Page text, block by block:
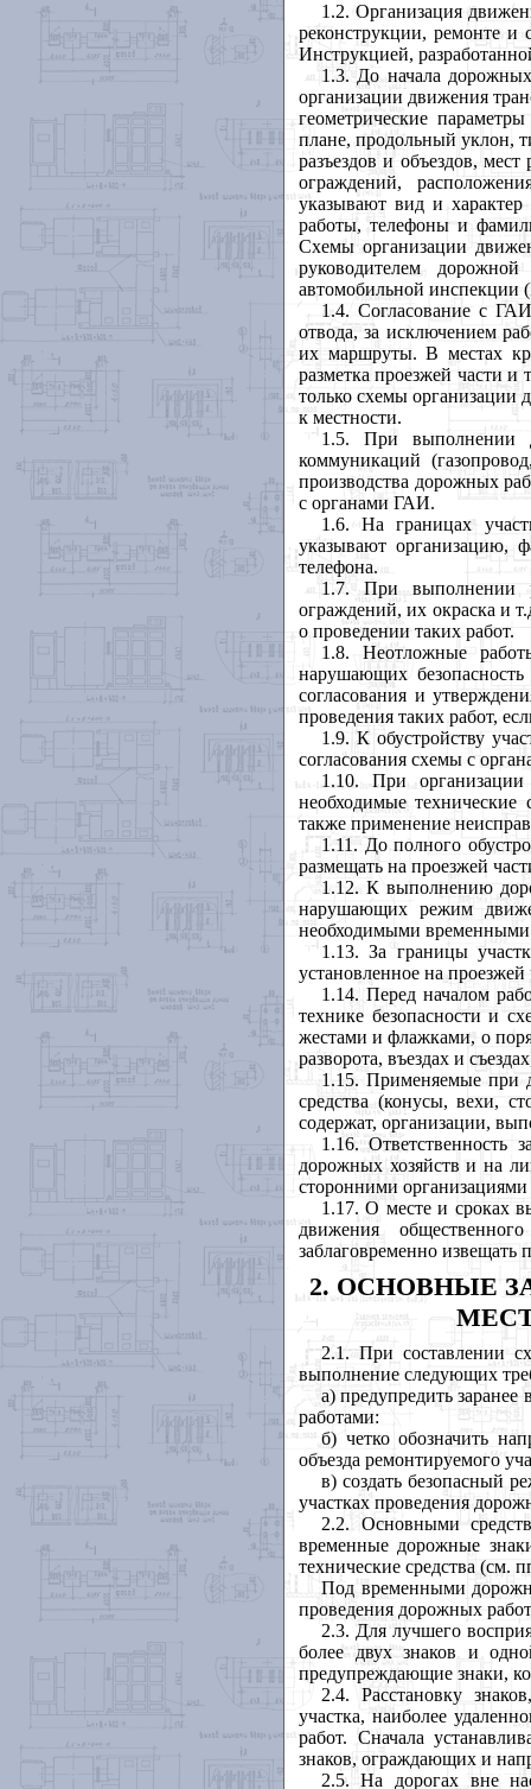
1.2. Организация
реконструкции, ремонте и
Инструкцией,
1.3. До начала
организации движения
геометрические
плане, продольный уклон,
разъездов и объездов,
ограждений,
указывают вид и
работы, телефоны и
Схемы организации
руководителем
автомобильной инспекции
1.4. Согласование с
отвода, за исключением
их маршруты. В местах
разметка проезжей части
только схемы организации
к местности.
1.5. При выполнении
коммуникаций
производства дорожных
с органами ГАИ.
1.6. На границах
указывают организацию,
телефона.
1.7. При выполнении
ограждений, их окраска и
о проведении таких работ.
1.8. Неотложные
нарушающих
согласования и
проведения таких работ,
1.9. К обустройству
согласования схемы с
1.10. При
необходимые технические
также применение
1.11. До полного
размещать на проезжей
1.12. К выполнению
нарушающих режим
необходимыми
1.13. За границы
установленное на
1.14. Перед началом
технике безопасности и
жестами и флажками, о
разворота, въездах и
1.15. Применяемые при
средства (конусы, вехи,
содержат, организации,
1.16. Ответственность
дорожных хозяйств и на
сторонними
1.17. О месте и сроках
движения
заблаговременно извещать
2. ОСНОВНЫЕ
2.1. При составлении
выполнение следующих
а) предупредить
работами:
б) четко обозначить
объезда ремонтируемого
в) создать безопасный
участках проведения
2.2. Основными
временные дорожные
технические средства (см.
Под временными
проведения дорожных
2.3. Для лучшего
более двух знаков и
предупреждающие знаки,
2.4. Расстановку
участка, наиболее
работ. Сначала
знаков, ограждающих и
2.5. На дорогах вне